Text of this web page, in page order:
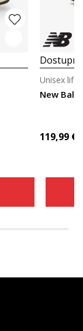
New
Unisex
119,99 €